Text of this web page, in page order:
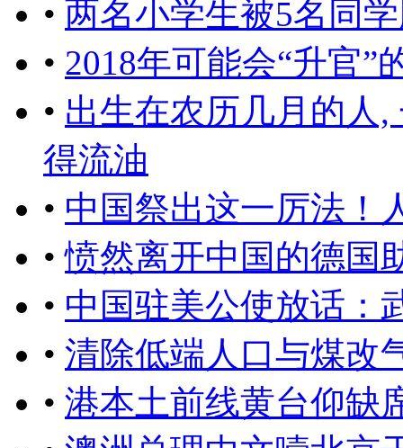
• 两名小学生被5名同
• 2018年可能会“升官”
• 出生在农历几月的人
得流油
• 中国祭出这一厉法！
•愤然离开中国的德国
• 中国驻美公使放话：
• 清除低端人口与煤改
• 港本土前线黄台仰缺